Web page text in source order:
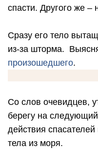
спасти. Другого же –
Сразу его тело
из-за шторма.
произошедшего.
Со слов очевидцев,
берегу на
действия
тела из моря.